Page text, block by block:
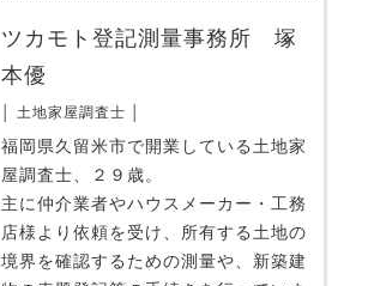
ツカモト登記測量事務所 塚
本優
│ 土地家屋調査士 │
福岡県久留米市で開業している土地家
屋調査士、２９歳。
主に仲介業者やハウスメーカー・工務
店様より依頼を受け、所有する土地の
境界を確認するための測量や、新築建